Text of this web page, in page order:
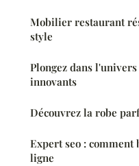
Mobilier restaurant
style
Plongez dans
innovants
Découvrez la robe
Expert seo :
ligne